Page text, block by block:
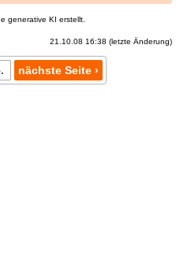
generative KI erstellt.
21.10.08 16:38 (letzte Änderung)
nächste Seite ›